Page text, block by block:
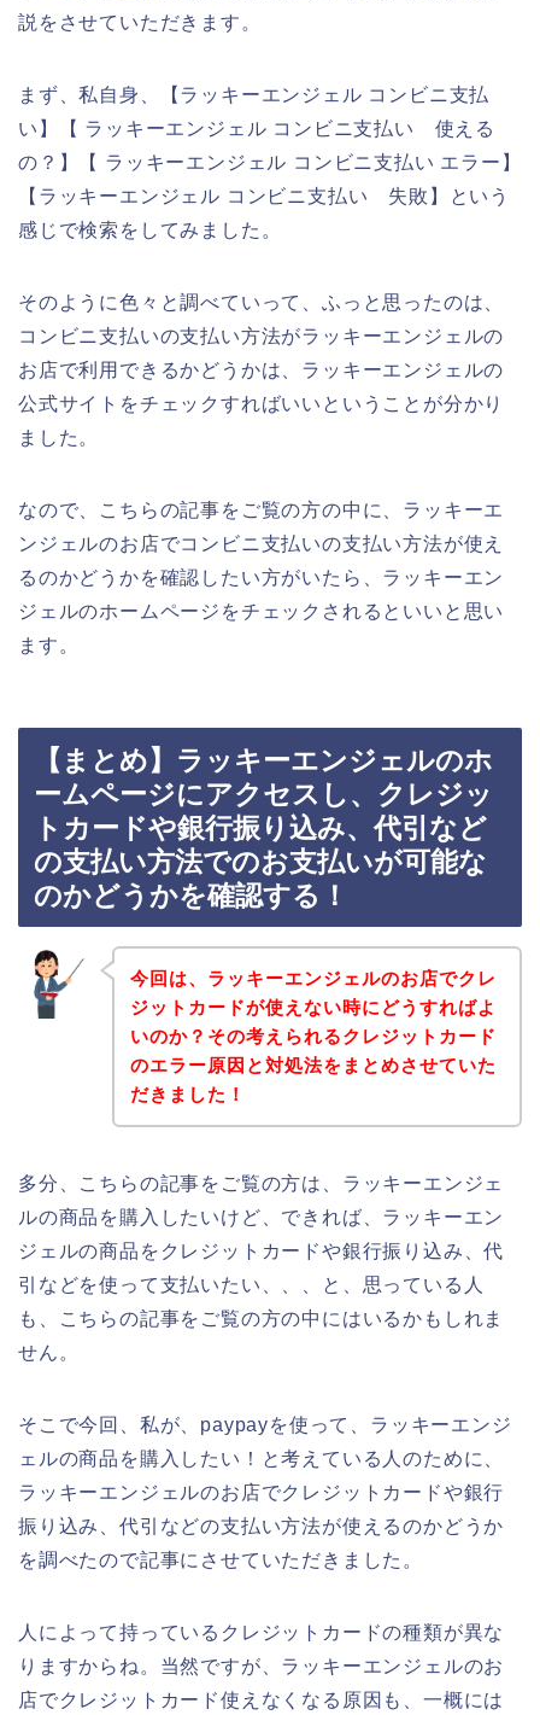
説をさせていただきます。
まず、私自身、【ラッキーエンジェル コンビニ支払
い】【 ラッキーエンジェル コンビニ支払い 使える
の？】【 ラッキーエンジェル コンビニ支払い エラー】
【ラッキーエンジェル コンビニ支払い 失敗】という
感じで検索をしてみました。
そのように色々と調べていって、ふっと思ったのは、
コンビニ支払いの支払い方法がラッキーエンジェルの
お店で利用できるかどうかは、ラッキーエンジェルの
公式サイトをチェックすればいいということが分かり
ました。
なので、こちらの記事をご覧の方の中に、ラッキーエ
ンジェルのお店でコンビニ支払いの支払い方法が使え
るのかどうかを確認したい方がいたら、ラッキーエン
ジェルのホームページをチェックされるといいと思い
ます。
【まとめ】ラッキーエンジェルのホ
ームページにアクセスし、クレジッ
トカードや銀行振り込み、代引など
の支払い方法でのお支払いが可能な
のかどうかを確認する！
今回は、ラッキーエンジェルのお店でクレ
ジットカードが使えない時にどうすればよ
いのか？その考えられるクレジットカード
のエラー原因と対処法をまとめさせていた
だきました！
多分、こちらの記事をご覧の方は、ラッキーエンジェ
ルの商品を購入したいけど、できれば、ラッキーエン
ジェルの商品をクレジットカードや銀行振り込み、代
引などを使って支払いたい、、、と、思っている人
も、こちらの記事をご覧の方の中にはいるかもしれま
せん。
そこで今回、私が、paypayを使って、ラッキーエンジ
ェルの商品を購入したい！と考えている人のために、
ラッキーエンジェルのお店でクレジットカードや銀行
振り込み、代引などの支払い方法が使えるのかどうか
を調べたので記事にさせていただきました。
人によって持っているクレジットカードの種類が異な
りますからね。当然ですが、ラッキーエンジェルのお
店でクレジットカード使えなくなる原因も、一概には